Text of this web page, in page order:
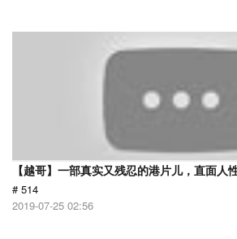
【越哥】一部真实又残忍的港片儿，直面人
# 514
2019-07-25 02:56